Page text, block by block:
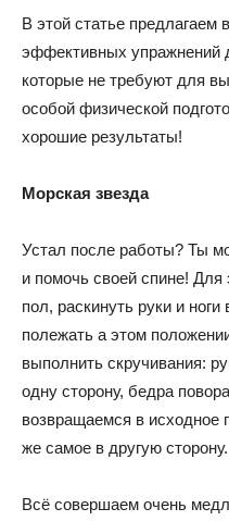
В этой статье предлагаем
эффективных упражнений
которые не требуют для
особой физической
хорошие результаты!
Морская звезда
Устал после работы? Ты
и помочь своей спине! Для
пол, раскинуть руки и
полежать а этом
выполнить скручивания:
одну сторону, бедра
возвращаемся в исходное
же самое в другую сторону.
Всё совершаем очень